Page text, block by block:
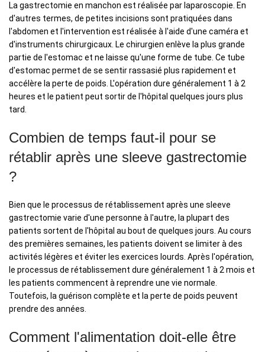
La gastrectomie en manchon est réalisée par laparoscopie. En
d'autres termes, de petites incisions sont pratiquées dans
l'abdomen et l'intervention est réalisée à l'aide d'une caméra et
d'instruments chirurgicaux. Le chirurgien enlève la plus grande
partie de l'estomac et ne laisse qu'une forme de tube. Ce tube
d'estomac permet de se sentir rassasié plus rapidement et
accélère la perte de poids. L'opération dure généralement 1 à 2
heures et le patient peut sortir de l'hôpital quelques jours plus
tard.
Combien de temps faut-il pour se
rétablir après une sleeve gastrectomie
?
Bien que le processus de rétablissement après une sleeve
gastrectomie varie d'une personne à l'autre, la plupart des
patients sortent de l'hôpital au bout de quelques jours. Au cours
des premières semaines, les patients doivent se limiter à des
activités légères et éviter les exercices lourds. Après l'opération,
le processus de rétablissement dure généralement 1 à 2 mois et
les patients commencent à reprendre une vie normale.
Toutefois, la guérison complète et la perte de poids peuvent
prendre des années.
Comment l'alimentation doit-elle être